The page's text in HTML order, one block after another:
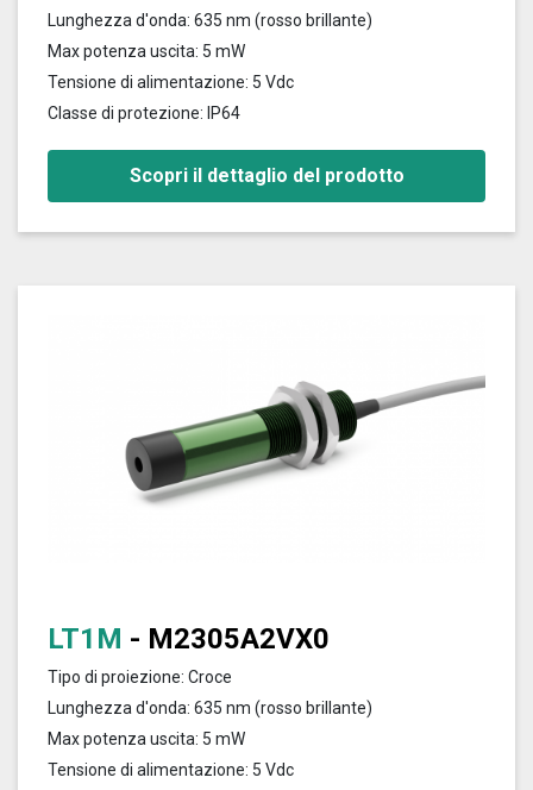
Lunghezza d'onda: 635 nm (rosso brillante)
Max potenza uscita: 5 mW
Tensione di alimentazione: 5 Vdc
Classe di protezione: IP64
Scopri il dettaglio del prodotto
LT1M - M2305A2VX0
Tipo di proiezione: Croce
Lunghezza d'onda: 635 nm (rosso brillante)
Max potenza uscita: 5 mW
Tensione di alimentazione: 5 Vdc